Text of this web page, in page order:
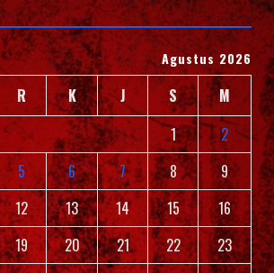
Agustus 2026
R K J S
M
1
2
5 6 7 8
9
12 13 14 15
16
19 20 21 22
23